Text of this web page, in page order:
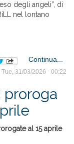
degli angeli”, di
nel lontano
Continua...
Tue, 31/03/2026 - 00:22
proroga
al 15 aprile